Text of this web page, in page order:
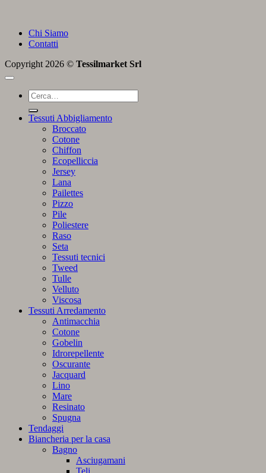
Chi Siamo
Contatti
Copyright 2026 © Tessilmarket Srl
Cerca:
Tessuti Abbigliamento
Broccato
Cotone
Chiffon
Ecopelliccia
Jersey
Lana
Pailettes
Pizzo
Pile
Poliestere
Raso
Seta
Tessuti tecnici
Tweed
Tulle
Velluto
Viscosa
Tessuti Arredamento
Antimacchia
Cotone
Gobelin
Idrorepellente
Oscurante
Jacquard
Lino
Mare
Resinato
Spugna
Tendaggi
Biancheria per la casa
Bagno
Asciugamani
Teli